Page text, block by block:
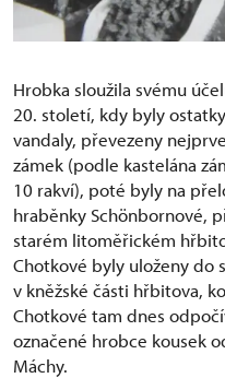
Hrobka sloužila svému
20. století, kdy byly
vandaly, převezeny
zámek (podle kastelána
10 rakví), poté byly na
hraběnky Schönbornové,
starém litoměřickém
Chotkové byly uloženy do
v kněžské části hřbitova,
Chotkové tam dnes
označené hrobce kousek
Máchy.